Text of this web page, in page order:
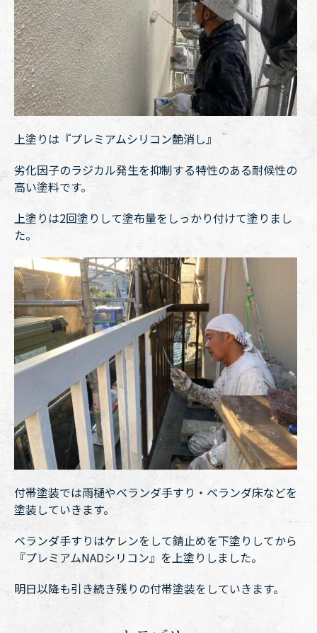
上塗りは『プレミアムシリコン艶消し』
劣化因子のラジカル発生を抑制する特性のある耐候性の
高い塗料です。
上塗りは2回塗りして塗布量をしっかり付けて塗りまし
た。
付帯塗装では雨樋やベランダ手すり・ベランダ床などを
塗装していきます。
ベランダ手すりはケレンをして錆止めを下塗りしてから
『プレミアムNADシリコン』を上塗りしました。
明日以降も引き続き残りの付帯塗装をしていきます。